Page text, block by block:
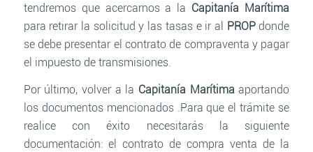
tendremos que acercarnos a la Capitanía Marítima
para retirar la solicitud y las tasas e ir al PROPdonde
se debe presentar el contrato de compraventa y pagar
el impuesto de transmisiones.
Por último, volver a la Capitanía Marítimaaportando
los documentos mencionados .Para que el trámite se
realice con éxito necesitarás la siguiente
documentación: el contrato de compra venta de la